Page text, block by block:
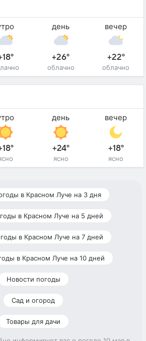
день
+26°
облачно
вечер
+22°
облачно
день
+24°
ясно
вечер
+18°
ясно
в Красном Луче на 3 дня
в Красном Луче на 5 дней
в Красном Луче на 7 дней
в Красном Луче на 10 дней
Новости погоды
Сад и огород
Товары для дачи